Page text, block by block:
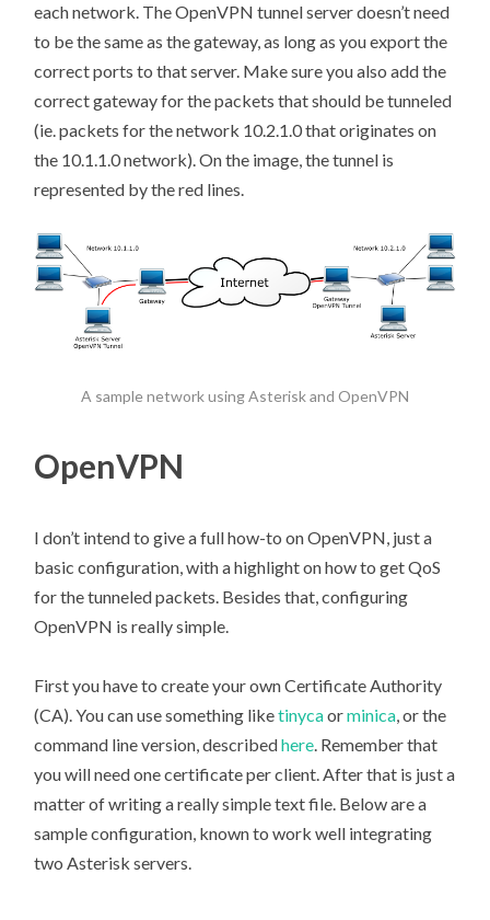
each network. The OpenVPN tunnel server doesn’t need
to be the same as the gateway, as long as you export the
correct ports to that server. Make sure you also add the
correct gateway for the packets that should be tunneled
(ie. packets for the network 10.2.1.0 that originates on
the 10.1.1.0 network). On the image, the tunnel is
represented by the red lines.
A sample network using Asterisk and OpenVPN
OpenVPN
I don’t intend to give a full how-to on OpenVPN, just a
basic configuration, with a highlight on how to get QoS
for the tunneled packets. Besides that, configuring
OpenVPN is really simple.
First you have to create your own Certificate Authority
(CA). You can use something liketinycaorminica , or the
command line version, describedhere . Remember that
you will need one certificate per client. After that is just a
matter of writing a really simple text file. Below are a
sample configuration, known to work well integrating
two Asterisk servers.